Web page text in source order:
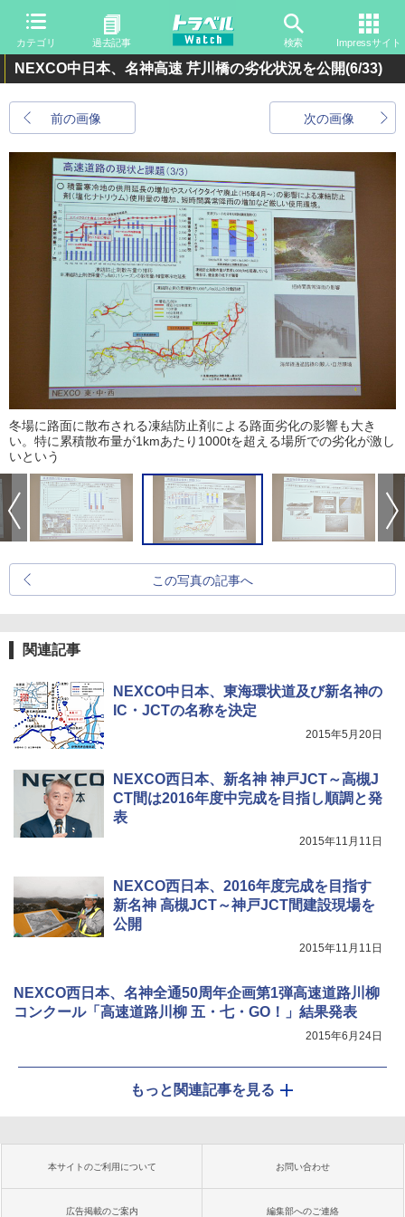
カテゴリ 過去記事 検索 Impressサイト
NEXCO中日本、名神高速 芹川橋の劣化状況を公開(6/33)
前の画像 次の画像
冬場に路面に散布される凍結防止剤による路面劣化の影響も大き
い。特に累積散布量が1kmあたり1000tを超える場所での劣化が激し
いという
この写真の記事へ
関連記事
NEXCO中日本、東海環状道及び新名神の
IC・JCTの名称を決定
2015年5月20日
NEXCO西日本、新名神 神戸JCT～高槻J
CT間は2016年度中完成を目指し順調と発
表
2015年11月11日
NEXCO西日本、2016年度完成を目指す
新名神 高槻JCT～神戸JCT間建設現場を
公開
2015年11月11日
NEXCO西日本、名神全通50周年企画第1弾高速道路川柳
コンクール「高速道路川柳 五・七・GO！」結果発表
2015年6月24日
もっと関連記事を見る
本サイトのご利用について お問い合わせ
広告掲載のご案内 編集部へのご連絡